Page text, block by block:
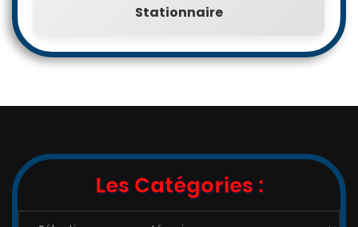
Stationnaire
Les Catégories :